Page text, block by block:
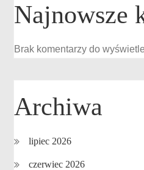
Najnowsze
Brak komentarzy do
Archiwa
lipiec 2026
czerwiec 2026